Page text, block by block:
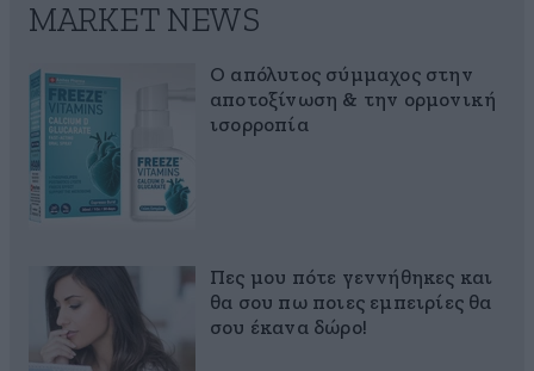
MARKET NEWS
Ο απόλυτος σύμμαχος στην
αποτοξίνωση & την ορμονική
ισορροπία
Πες μου πότε γεννήθηκες και
θα σου πω ποιες εμπειρίες θα
σου έκανα δώρο!